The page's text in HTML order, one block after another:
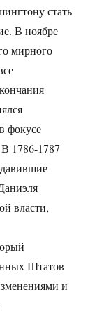
стать
В ноябре
мирного
фокусе
1786-1787
власти,
Штатов
и